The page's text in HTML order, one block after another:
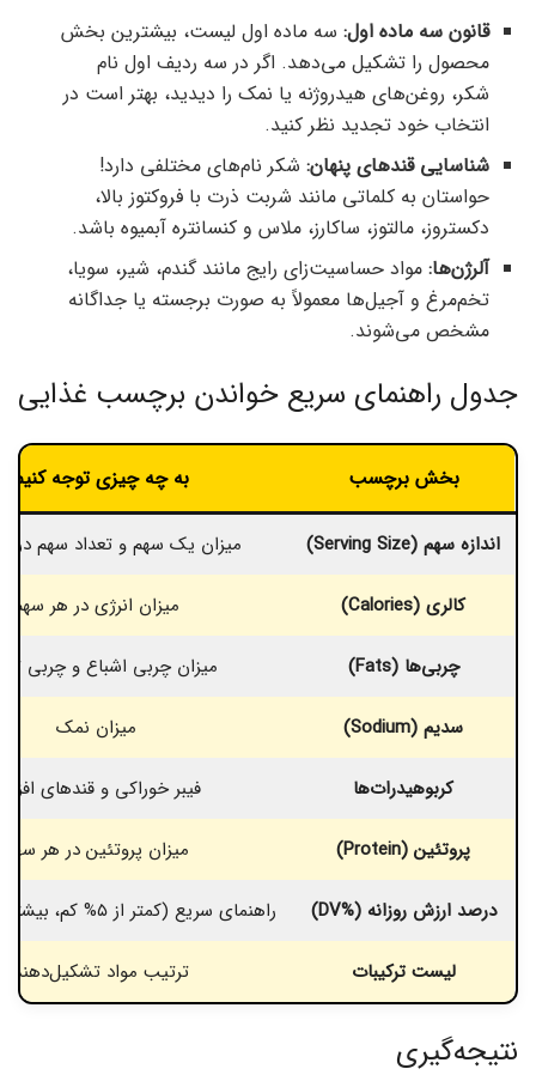
قانون سه ماده اول: سه ماده اول لیست، بیشترین بخش
محصول را تشکیل می‌دهد. اگر در سه ردیف اول نام
شکر، روغن‌های هیدروژنه یا نمک را دیدید، بهتر است در
انتخاب خود تجدید نظر کنید.
شناسایی قندهای پنهان: شکر نام‌های مختلفی دارد!
حواستان به کلماتی مانند شربت ذرت با فروکتوز بالا،
دکستروز، مالتوز، ساکارز، ملاس و کنسانتره آبمیوه باشد.
آلرژن‌ها: مواد حساسیت‌زای رایج مانند گندم، شیر، سویا،
تخم‌مرغ و آجیل‌ها معمولاً به صورت برجسته یا جداگانه
مشخص می‌شوند.
جدول راهنمای سریع خواندن برچسب غذایی
بخش برچسب به چه چیزی توجه کنیم؟
اندازه سهم (Serving Size) میزان یک سهم و تعداد سهم در
کالری (Calories) میزان انرژی در هر سهم
چربی‌ها (Fats) میزان چربی اشباع و چربی
سدیم (Sodium) میزان نمک
کربوهیدرات‌ها فیبر خوراکی و قندهای
پروتئین (Protein) میزان پروتئین در هر سهم
درصد ارزش روزانه (%DV) راهنمای سریع (کمتر از ۵% کم، بیشتر از ۲۰% زیاد)
لیست ترکیبات ترتیب مواد تشکیل‌دهنده
نتیجه‌گیری